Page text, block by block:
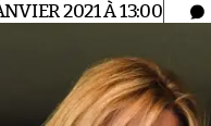
2021 À 13:00